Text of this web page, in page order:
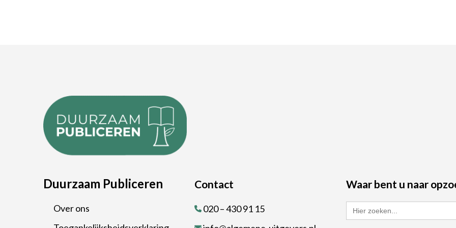
Duurzaam Publiceren
Over ons
Contact
020 – 430 91 15
Waar bent u naar
Zoek
naar: